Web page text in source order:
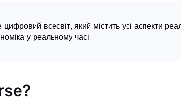
всесвіт, який містить усі аспекти
у реальному часі.